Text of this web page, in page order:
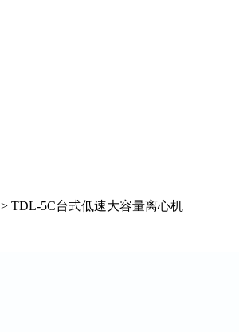
> TDL-5C台式低速大容量离心机